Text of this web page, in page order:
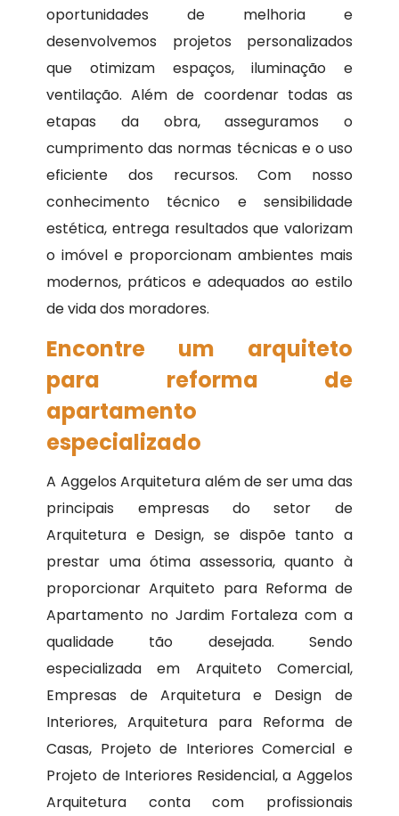
oportunidades de melhoria e
desenvolvemos projetos personalizados
que otimizam espaços, iluminação e
ventilação. Além de coordenar todas as
etapas da obra, asseguramos o
cumprimento das normas técnicas e o uso
eficiente dos recursos. Com nosso
conhecimento técnico e sensibilidade
estética, entrega resultados que valorizam
o imóvel e proporcionam ambientes mais
modernos, práticos e adequados ao estilo
de vida dos moradores.
Encontre um arquiteto
para reforma de
apartamento
especializado
A Aggelos Arquitetura além de ser uma das
principais empresas do setor de
Arquitetura e Design, se dispõe tanto a
prestar uma ótima assessoria, quanto à
proporcionar Arquiteto para Reforma de
Apartamento no Jardim Fortaleza com a
qualidade tão desejada. Sendo
especializada em Arquiteto Comercial,
Empresas de Arquitetura e Design de
Interiores, Arquitetura para Reforma de
Casas, Projeto de Interiores Comercial e
Projeto de Interiores Residencial, a Aggelos
Arquitetura conta com profissionais